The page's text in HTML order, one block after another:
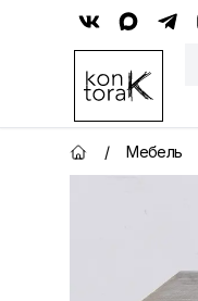
Главная страница
/ Мебель